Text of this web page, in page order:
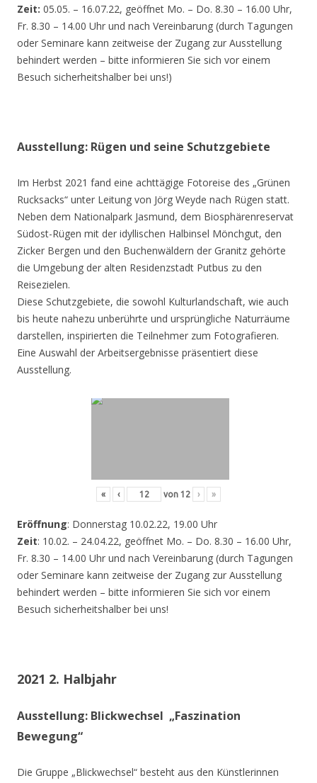
Zeit: 05.05. – 16.07.22, geöffnet Mo. – Do. 8.30 – 16.00 Uhr,
Fr. 8.30 – 14.00 Uhr und nach Vereinbarung (durch Tagungen
oder Seminare kann zeitweise der Zugang zur Ausstellung
behindert werden – bitte informieren Sie sich vor einem
Besuch sicherheitshalber bei uns!)
Ausstellung: Rügen und seine Schutzgebiete
Im Herbst 2021 fand eine achttägige Fotoreise des „Grünen
Rucksacks“ unter Leitung von Jörg Weyde nach Rügen statt.
Neben dem Nationalpark Jasmund, dem Biosphärenreservat
Südost-Rügen mit der idyllischen Halbinsel Mönchgut, den
Zicker Bergen und den Buchenwäldern der Granitz gehörte
die Umgebung der alten Residenzstadt Putbus zu den
Reisezielen.
Diese Schutzgebiete, die sowohl Kulturlandschaft, wie auch
bis heute nahezu unberührte und ursprüngliche Naturräume
darstellen, inspirierten die Teilnehmer zum Fotografieren.
Eine Auswahl der Arbeitsergebnisse präsentiert diese
Ausstellung.
« ‹ von 12 › »
Eröffnung: Donnerstag 10.02.22, 19.00 Uhr
Zeit: 10.02. – 24.04.22, geöffnet Mo. – Do. 8.30 – 16.00 Uhr,
Fr. 8.30 – 14.00 Uhr und nach Vereinbarung (durch Tagungen
oder Seminare kann zeitweise der Zugang zur Ausstellung
behindert werden – bitte informieren Sie sich vor einem
Besuch sicherheitshalber bei uns!
2021 2. Halbjahr
Ausstellung: Blickwechsel „Faszination
Bewegung“
Die Gruppe „Blickwechsel“ besteht aus den Künstlerinnen